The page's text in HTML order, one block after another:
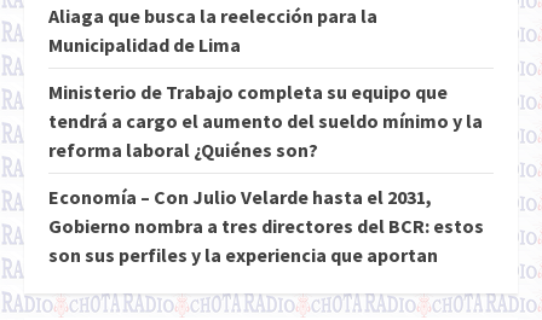
Aliaga que busca la reelección para la
Municipalidad de Lima
Ministerio de Trabajo completa su equipo que
tendrá a cargo el aumento del sueldo mínimo y la
reforma laboral ¿Quiénes son?
Economía – Con Julio Velarde hasta el 2031,
Gobierno nombra a tres directores del BCR: estos
son sus perfiles y la experiencia que aportan